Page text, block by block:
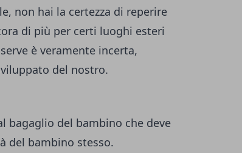
non hai la certezza di reperire
di più per certi luoghi esteri
è veramente incerta,
del nostro.
bagaglio del bambino che deve
del bambino stesso.